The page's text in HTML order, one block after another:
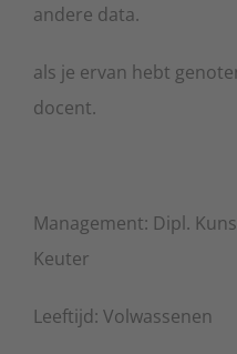
andere data.
als je ervan hebt
docent.
Management: Dipl.
Keuter
Leeftijd: Volwassenen